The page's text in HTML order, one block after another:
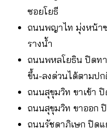
ซอยโยธี
ถนนพญาไท มุ่งหน้า
รางน้ำ
ถนนพหลโยธิน ปิดท
ขึ้น-ลงด่วนได้ตามปก
ถนนสุขุมวิท ขาเข้า
ถนนสุขุมวิท ขาออก
ถนนรัชดาภิเษก ปิด